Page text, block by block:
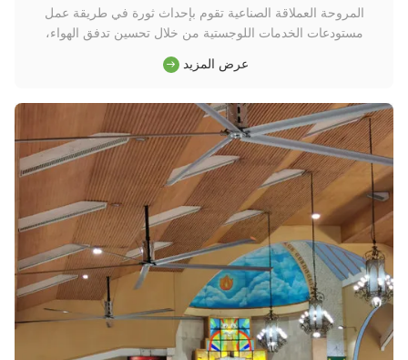
المروحة العملاقة الصناعية تقوم بإحداث ثورة في طريقة عمل
مستودعات الخدمات اللوجستية من خلال تحسين تدفق الهواء،
المروحة الكبيرة مصممة لنقل كميات هائلة من الهواء بكفاءة، خلق
اللوجستية، حيث ...
عرض المزيد